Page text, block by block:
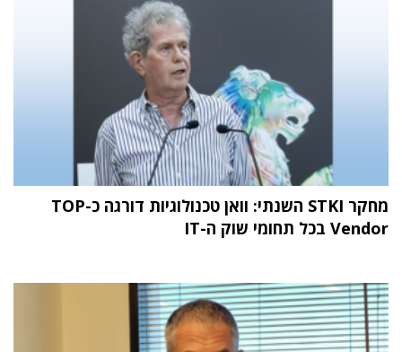
מחקר STKI השנתי: וואן טכנולוגיות דורגה כ-TOP
Vendor בכל תחומי שוק ה-IT